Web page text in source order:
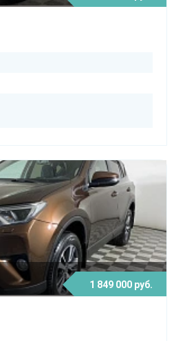
1 849 000 руб.